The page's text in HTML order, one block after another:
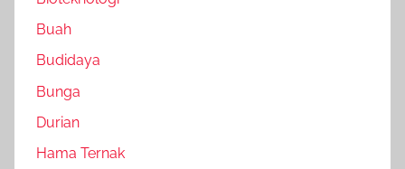
Buah
Budidaya
Bunga
Durian
Hama Ternak